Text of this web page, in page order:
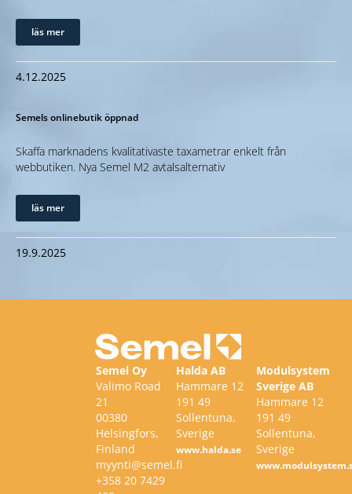
läs mer
4.12.2025
Semels onlinebutik öppnad
Skaffa marknadens kvalitativaste taxametrar enkelt från
webbutiken. Nya Semel M2 avtalsalternativ
läs mer
19.9.2025
Semel Oy
Valimo Road
21
00380
Helsingfors,
Finland
myynti@semel.fi
+358 20 7429
Halda AB
Hammare 12
191 49
Sollentuna,
Sverige
www.halda.se
Modulsystem
Sverige AB
Hammare 12
191 49
Sollentuna,
Sverige